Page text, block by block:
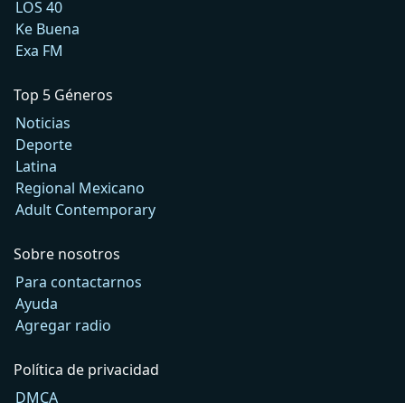
LOS 40
Ke Buena
Exa FM
Top 5 Géneros
Noticias
Deporte
Latina
Regional Mexicano
Adult Contemporary
Sobre nosotros
Para contactarnos
Ayuda
Agregar radio
Política de privacidad
DMCA